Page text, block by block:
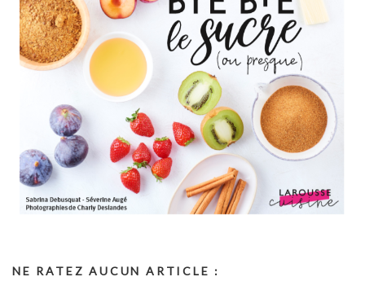
NE RATEZ AUCUN ARTICLE :